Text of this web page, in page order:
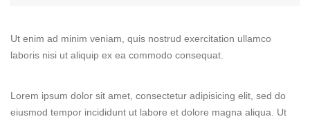
Ut enim ad minim veniam, quis nostrud exercitation ullamco
laboris nisi ut aliquip ex ea commodo consequat.
Lorem ipsum dolor sit amet, consectetur adipisicing elit, sed do
eiusmod tempor incididunt ut labore et dolore magna aliqua. Ut